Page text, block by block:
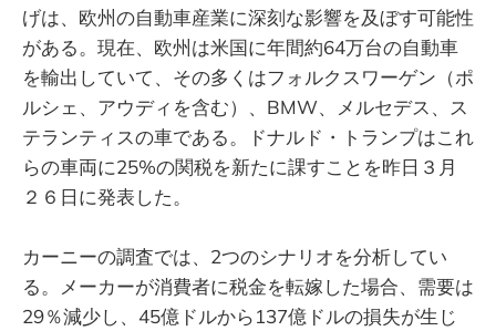
げは、欧州の自動車産業に深刻な影響を及ぼす可能性
がある。現在、欧州は米国に年間約64万台の自動車
を輸出していて、その多くはフォルクスワーゲン（ポ
ルシェ、アウディを含む）、BMW、メルセデス、ス
テランティスの車である。ドナルド・トランプはこれ
らの車両に25%の関税を新たに課すことを昨日３月
２６日に発表した。
カーニーの調査では、2つのシナリオを分析してい
る。メーカーが消費者に税金を転嫁した場合、需要は
29％減少し、45億ドルから137億ドルの損失が生じ